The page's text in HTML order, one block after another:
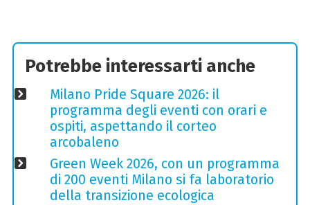
Potrebbe interessarti anche
Milano Pride Square 2026: il
programma degli eventi con orari e
ospiti, aspettando il corteo
arcobaleno
Green Week 2026, con un programma
di 200 eventi Milano si fa laboratorio
della transizione ecologica